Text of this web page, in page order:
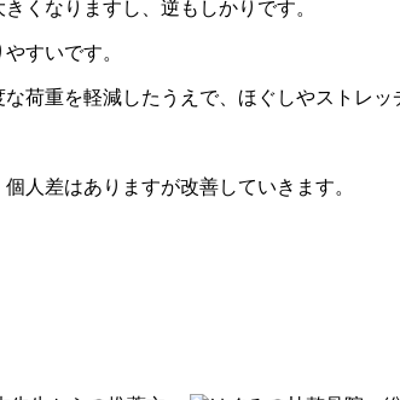
くなりますし、逆もしかりです。
すいです。
荷重を軽減したうえで、ほぐしやストレッ
人差はありますが改善していきます。